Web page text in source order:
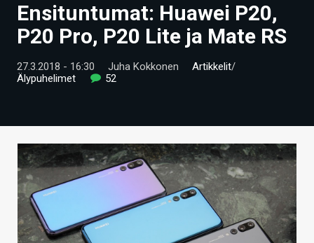
UUTISET
VIDEOT
TIETOA
HINTA.FI
KAUPPA
VAIHDA TEEMA
Ensituntumat: Huawei P20,
P20 Pro, P20 Lite ja Mate RS
27.3.2018 - 16:30 Juha Kokkonen Artikkelit/
Älypuhelimet
52